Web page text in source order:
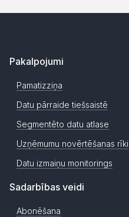
Pakalpojumi
Pamatizziņa
Datu pārraide tiešsaistē
Segmentēto datu atlase
Uzņēmumu novērtēšanas rīki
Datu izmaiņu monitorings
Sadarbības veidi
Abonēšana